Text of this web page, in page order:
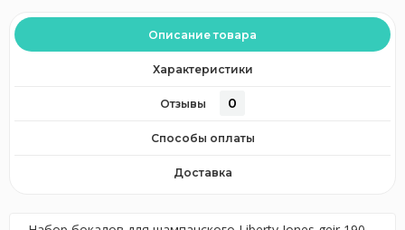
Описание товара
Характеристики
Отзывы 0
Способы оплаты
Доставка